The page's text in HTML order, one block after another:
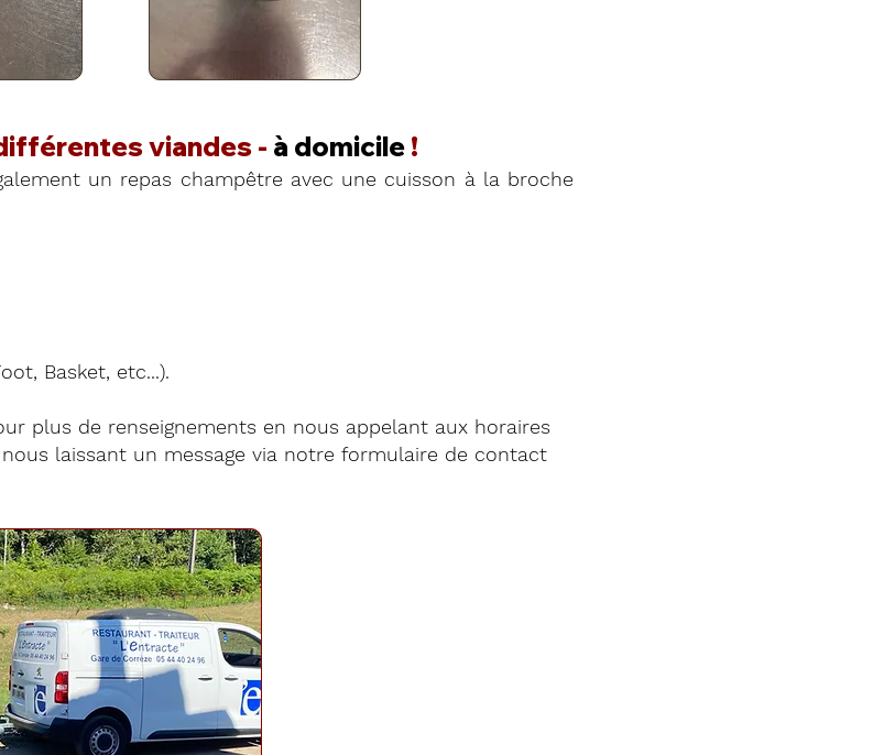
viandes - à domicile !
un repas champêtre avec une cuisson à la broche
Basket, etc...).
plus de renseignements en nous appelant aux horaires
laissant un message via notre formulaire de contact